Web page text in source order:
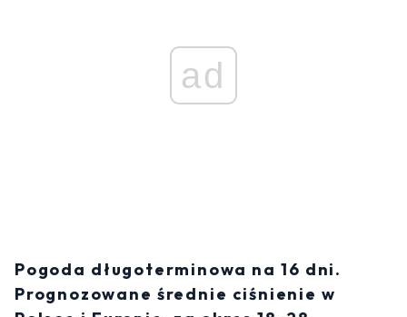
ad
Pogoda długoterminowa na 16 dni.
Prognozowane średnie ciśnienie w